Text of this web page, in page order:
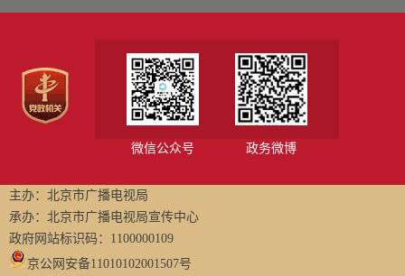
微信公众号 政务微博
主办：北京市广播电视局
承办：北京市广播电视局宣传中心
政府网站标识码：1100000109
京公网安备11010102001507号